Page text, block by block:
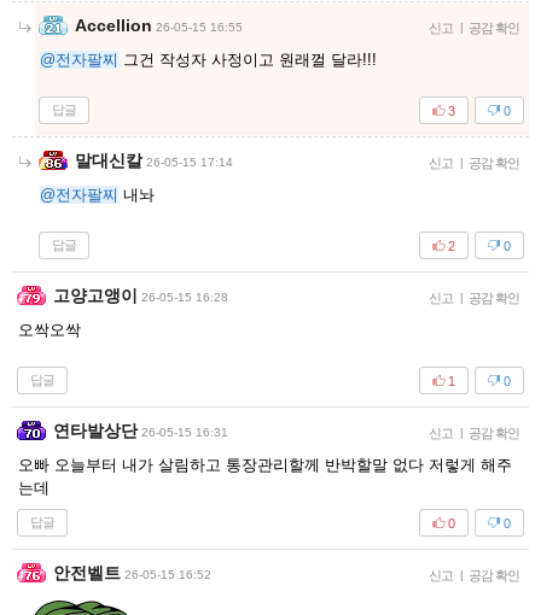
Accellion 26-05-15 16:55 신고 | 공감 확인
@전자팔찌 그건 작성자 사정이고 원래껄 달라!!!
답글 0
3
말대신칼 26-05-15 17:14 신고 | 공감 확인
@전자팔찌 내놔
답글 0
2
고양고앵이 26-05-15 16:28 신고 | 공감 확인
오싹오싹
답글 0
1
연타발상단 26-05-15 16:31 신고 | 공감 확인
오빠 오늘부터 내가 살림하고 통장관리할께 반박할말 없다 저렇게 해주
는데
답글 0
0
안전벨트 26-05-15 16:52 신고 | 공감 확인